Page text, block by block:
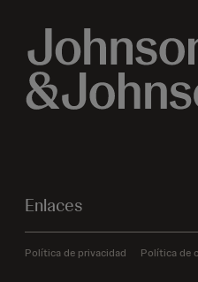
Enlaces
Política de privacidad Política de